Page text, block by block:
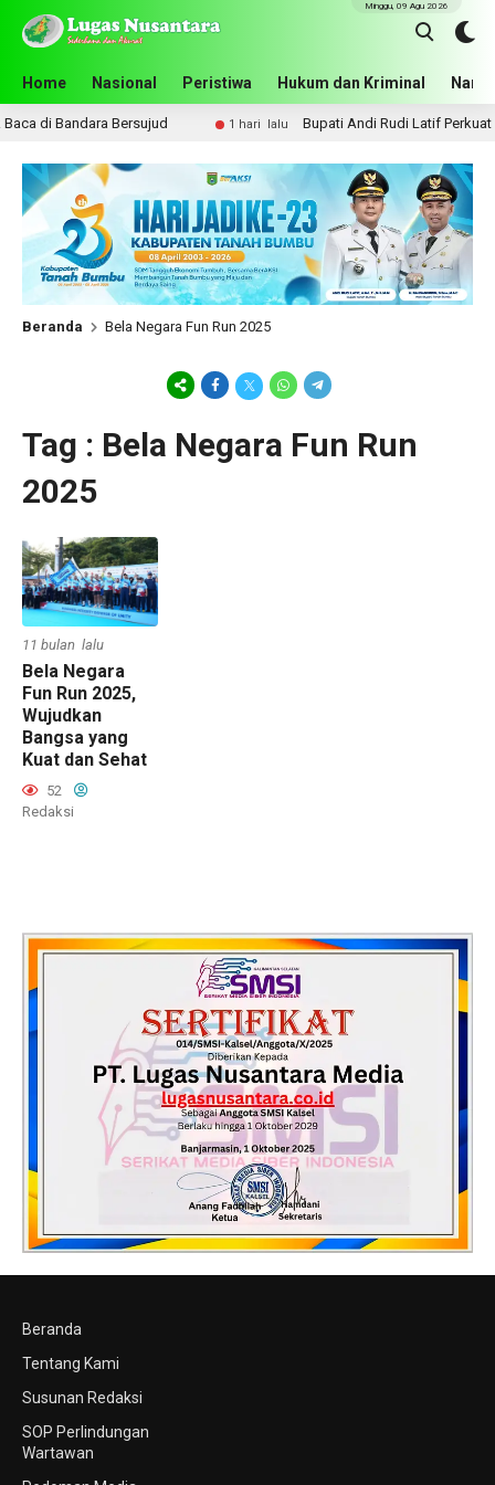
Home Nasional Peristiwa Hukum dan Kriminal
Minggu, 09 Agu 2026
di Bandara Bersujud 1 hari lalu Bupati Andi Rudi Latif Perkuat
Beranda Bela Negara Fun Run 2025
Tag : Bela Negara Fun Run
2025
11 bulan lalu
Bela Negara
Fun Run 2025,
Wujudkan
Bangsa yang
Kuat dan Sehat
52
Redaksi
Beranda
Tentang Kami
Susunan Redaksi
SOP Perlindungan
Wartawan